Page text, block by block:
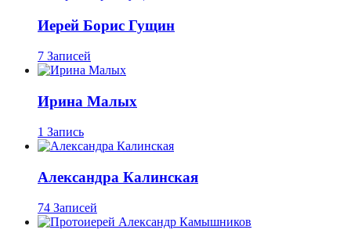
Иерей Борис Гущин
7 Записей
Ирина Малых
1 Запись
Александра Калинская
74 Записей